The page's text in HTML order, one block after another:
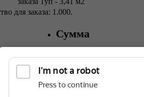
для заказа: 1.000.
Сумма